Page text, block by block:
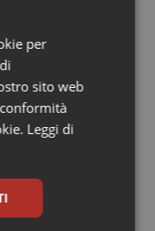
in
per
sito web
Leggi di